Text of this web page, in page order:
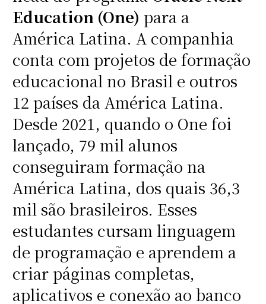
Education (One) para a
América Latina. A companhia
conta com projetos de formação
educacional no Brasil e outros
12 países da América Latina.
Desde 2021, quando o One foi
lançado, 79 mil alunos
conseguiram formação na
América Latina, dos quais 36,3
mil são brasileiros. Esses
estudantes cursam linguagem
de programação e aprendem a
criar páginas completas,
aplicativos e conexão ao banco